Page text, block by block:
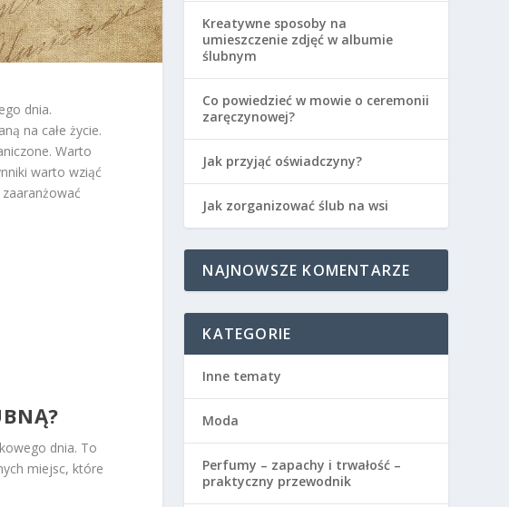
dnia.
na całe życie.
Warto
warto wziąć
dnia. To
miejsc, które
Kreatywne sposoby na
umieszczenie zdjęć w albumie
ślubnym
Co powiedzieć w mowie o ceremonii
zaręczynowej?
Jak przyjąć oświadczyny?
Jak zorganizować ślub na wsi
NAJNOWSZE KOMENTARZE
KATEGORIE
Inne tematy
Moda
Perfumy – zapachy i trwałość –
praktyczny przewodnik